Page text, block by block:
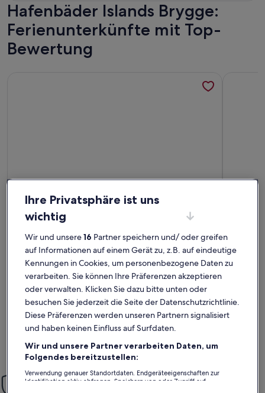
Hafenbäder Islands Brygge:
Ferienunterkünfte mit Top-
Bewertung
Weitere Infos zu Charming Apartment Near City Center Of
Premium-Gastgeber
Stilvoll wohnen in Kopenhagen
10 von 10
Außergewöhnlich
außergewöhnlich
30 Bewertungen
(30
bewertungen)
Vielen Dank an Kirsten und Sören,wir hatten ein paar
wunderschöne Tage in Kopenhagen. Nach einer sehr netten
Einweisung durch die Gastgeber haben wir uns in der
liebevoll und inspirierend eingerichteten, sehr ruhig
gelegenen Wohnung rundum wohlgefühlt.Gerne
wieder!Detlev und Eike
Detlev B.
Aufenthalt im Juli 2025
Weitere Infos zu Charming Apartment Near City Center Of
Weitere
For a
(She
Einfach sorglos
Ihre Privatsphäre ist uns
wichtig
Wir und unsere16 Partner speichern und/ oder greifen
auf Informationen auf einem Gerät zu, z.B. auf eindeutige
Kennungen in Cookies, um personenbezogene Daten zu
verarbeiten. Sie können Ihre Präferenzen akzeptieren
oder verwalten. Klicken Sie dazu bitte unten oder
besuchen Sie jederzeit die Seite der Datenschutzrichtlinie.
Diese Präferenzen werden unseren Partnern signalisiert
und haben keinen Einfluss auf Surfdaten.
Wir und unsere Partner verarbeiten Daten, um
Folgendes bereitzustellen:
Verwendung genauer Standortdaten. Endgeräteeigenschaften zur
Identifikation aktiv abfragen. Speichern von oder Zugriff auf